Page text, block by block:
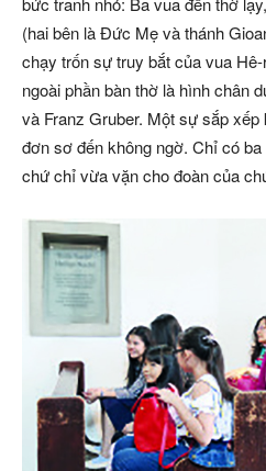
(hai bên là Đức Mẹ và thánh
chạy trốn sự truy bắt của vua
ngoài phần bàn thờ là hình chân
và Franz Gruber. Một sự sắp xếp
đơn sơ đến không ngờ. Chỉ có
chứ chỉ vừa vặn cho đoàn của